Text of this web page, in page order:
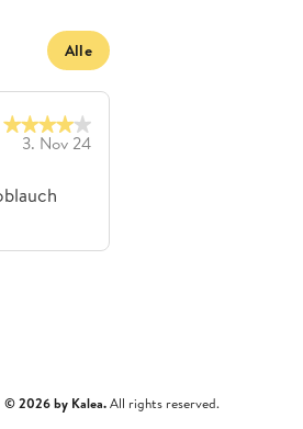
Alle
3. Nov 24
© 2026 by Kalea.All rights reserved.